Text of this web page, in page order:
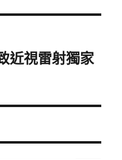
近視雷射獨家